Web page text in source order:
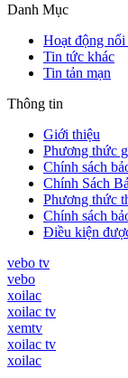
Danh Mục
Hoạt động nổi
Tin tức khác
Tin tản mạn
Thông tin
Giới thiệu
Phương thức
Chính sách
Chính Sách
Phương thức
Chính sách
Điều kiện
vebo tv
vebo
xoilac
xoilac tv
xemtv
xoilac tv
xoilac